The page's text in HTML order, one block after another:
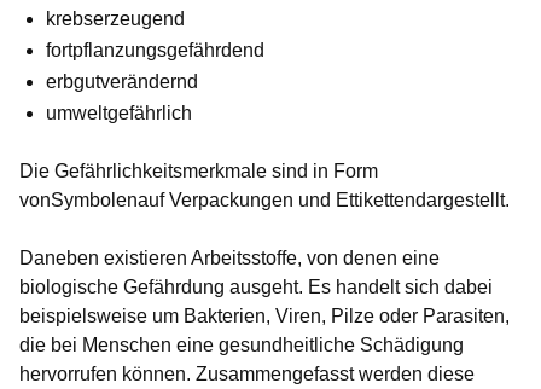
krebserzeugend
fortpflanzungsgefährdend
erbgutverändernd
umweltgefährlich
Die Gefährlichkeitsmerkmale sind in Form
vonSymbolenauf Verpackungen und Ettikettendargestellt.
Daneben existieren Arbeitsstoffe, von denen eine
biologische Gefährdung ausgeht. Es handelt sich dabei
beispielsweise um Bakterien, Viren, Pilze oder Parasiten,
die bei Menschen eine gesundheitliche Schädigung
hervorrufen können. Zusammengefasst werden diese